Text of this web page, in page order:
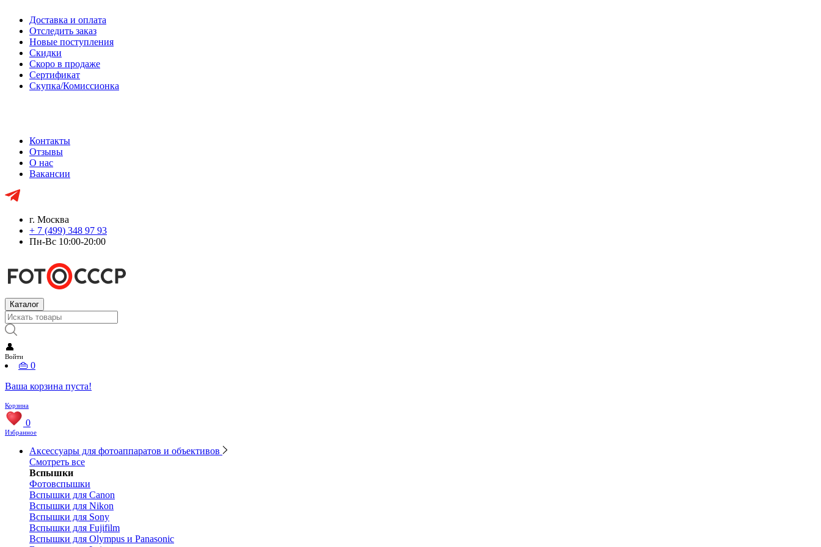
Доставка и оплата
Отследить заказ
Новые поступления
Скидки
Скоро в продаже
Сертификат
Скупка/Комиссионка
Контакты
Отзывы
О нас
Вакансии
г. Москва
+ 7 (499) 348 97 93
Пн-Вс 10:00-20:00
Каталог
👤
Войти
👜 0
Ваша корзина пуста!
Корзина
0
Избранное
Аксессуары для фотоаппаратов и объективов
Смотреть все
Вспышки
Фотовспышки
Вспышки для Canon
Вспышки для Nikon
Вспышки для Sony
Вспышки для Fujifilm
Вспышки для Olympus и Panasonic